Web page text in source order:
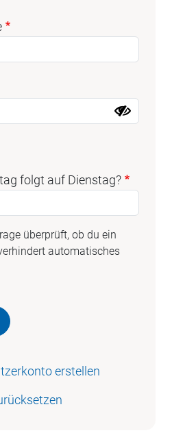
folgt auf Dienstag?
überprüft, ob du ein
automatisches
erstellen